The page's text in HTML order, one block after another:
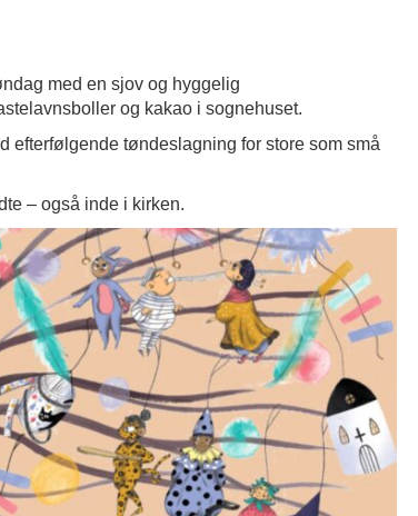
med en sjov og hyggelig
og kakao i sognehuset.
efterfølgende tøndeslagning for store som små
– også inde i kirken.